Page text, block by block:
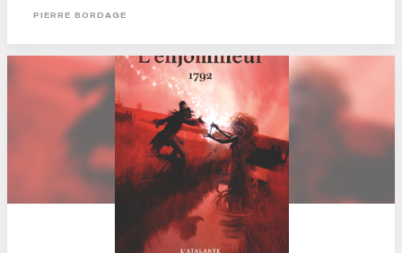
d’échapper aux dénonciations arbitraires et à toutes sortes de périls
PIERRE BORDAGE